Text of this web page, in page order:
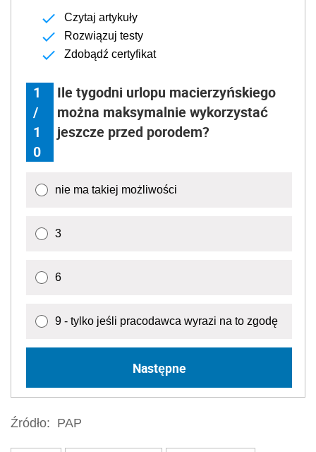
Czytaj artykuły
Rozwiązuj testy
Zdobądź certyfikat
1
/
1
0
Ile tygodni urlopu macierzyńskiego
można maksymalnie wykorzystać
jeszcze przed porodem?
nie ma takiej możliwości
3
6
9 - tylko jeśli pracodawca wyrazi na to zgodę
Następne
Źródło: PAP